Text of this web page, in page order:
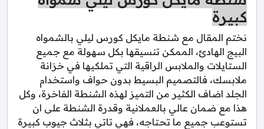
كبيرة
نختم المقال مع شنطة مايكل كورس ليلي بالشمواه
البيج الهادئ، الممكن تنسيقها بكل سهولة مع جميع
الستايلات والملابس الراقية التي تملكيها في خزانة
ملابسك، فالتصميم البسيط بدون حواف واستخدام
الجلد اضاف الكثير من التميز لهذه الشنطة الفاخرة، وكل
هذا مع ضمان عالي بالعملانية وقدرة الشنطة على ان
تستوعب جميع ما تحتاجه، فهي تاتي بثلاث جيوب كبيرة